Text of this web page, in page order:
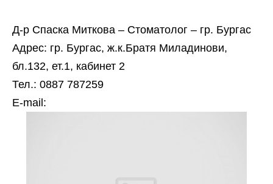
Д-р Спаска Миткова – Стоматолог – гр. Бургас
Адрес: гр. Бургас, ж.к.Братя Миладинови,
бл.132, ет.1, кабинет 2
Тел.: 0887 787259
Е-mail: